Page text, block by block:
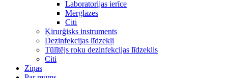
Laboratorijas ierīce
Mērglāzes
Citi
Ķirurģisks instruments
Dezinfekcijas līdzekļi
Tūlītējs roku dezinfekcijas līdzeklis
Citi
Ziņas